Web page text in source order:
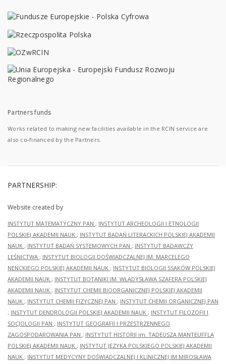
Partners funds
Works related to making new facilities available in the RCIN service are
also co-financed by the Partners.
PARTNERSHIP:
Website created by
INSTYTUT MATEMATYCZNY PAN ; INSTYTUT ARCHEOLOGII I ETNOLOGII
POLSKIEJ AKADEMII NAUK ; INSTYTUT BADAŃ LITERACKICH POLSKIEJ AKADEMII
NAUK ; INSTYTUT BADAŃ SYSTEMOWYCH PAN ; INSTYTUT BADAWCZY
LEŚNICTWA ; INSTYTUT BIOLOGII DOŚWIADCZALNEJ IM. MARCELEGO
NENCKIEGO POLSKIEJ AKADEMII NAUK ; INSTYTUT BIOLOGII SSAKÓW POLSKIEJ
AKADEMII NAUK ; INSTYTUT BOTANIKI IM. WŁADYSŁAWA SZAFERA POLSKIEJ
AKADEMII NAUK ; INSTYTUT CHEMII BIOORGANICZNEJ POLSKIEJ AKADEMII
NAUK ; INSTYTUT CHEMII FIZYCZNEJ PAN ; INSTYTUT CHEMII ORGANICZNEJ PAN
; INSTYTUT DENDROLOGII POLSKIEJ AKADEMII NAUK ; INSTYTUT FILOZOFII I
SOCJOLOGII PAN ; INSTYTUT GEOGRAFII I PRZESTRZENNEGO
ZAGOSPODAROWANIA PAN ; INSTYTUT HISTORII im. TADEUSZA MANTEUFFLA
POLSKIEJ AKADEMII NAUK ; INSTYTUT JĘZYKA POLSKIEGO POLSKIEJ AKADEMII
NAUK ; INSTYTUT MEDYCYNY DOŚWIADCZALNEJ I KLINICZNEJ IM.MIROSŁAWA